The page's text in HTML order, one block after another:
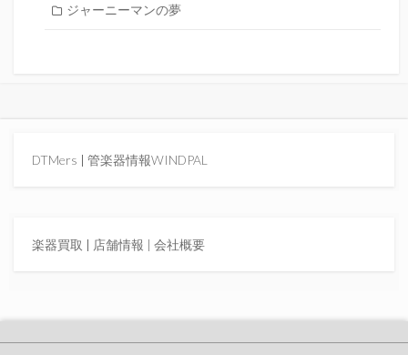
ジャーニーマンの夢
DTMers | 管楽器情報WINDPAL
楽器買取 | 店舗情報 | 会社概要